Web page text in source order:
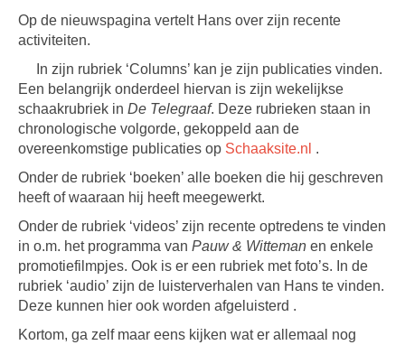
Op de nieuwspagina vertelt Hans over zijn recente
activiteiten.
In zijn rubriek ‘Columns’ kan je zijn publicaties vinden.
Een belangrijk onderdeel hiervan is zijn wekelijkse
schaakrubriek in De Telegraaf. Deze rubrieken staan in
chronologische volgorde, gekoppeld aan de
overeenkomstige publicaties op Schaaksite.nl .
Onder de rubriek ‘boeken’ alle boeken die hij geschreven
heeft of waaraan hij heeft meegewerkt.
Onder de rubriek ‘videos’ zijn recente optredens te vinden
in o.m. het programma van Pauw & Witteman en enkele
promotiefilmpjes. Ook is er een rubriek met foto’s. In de
rubriek ‘audio’ zijn de luisterverhalen van Hans te vinden.
Deze kunnen hier ook worden afgeluisterd .
Kortom, ga zelf maar eens kijken wat er allemaal nog